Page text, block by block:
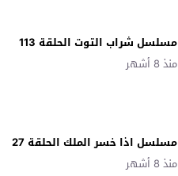
مسلسل شراب التوت الحلقة 113
منذ 8 أشهر
مسلسل اذا خسر الملك الحلقة 27
منذ 8 أشهر